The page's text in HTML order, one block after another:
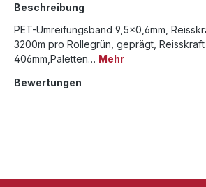
Beschreibung
PET-Umreifungsband 9,5x0,6mm,
3200m pro Rollegrün, geprägt,
406mm,Paletten… Mehr
Bewertungen